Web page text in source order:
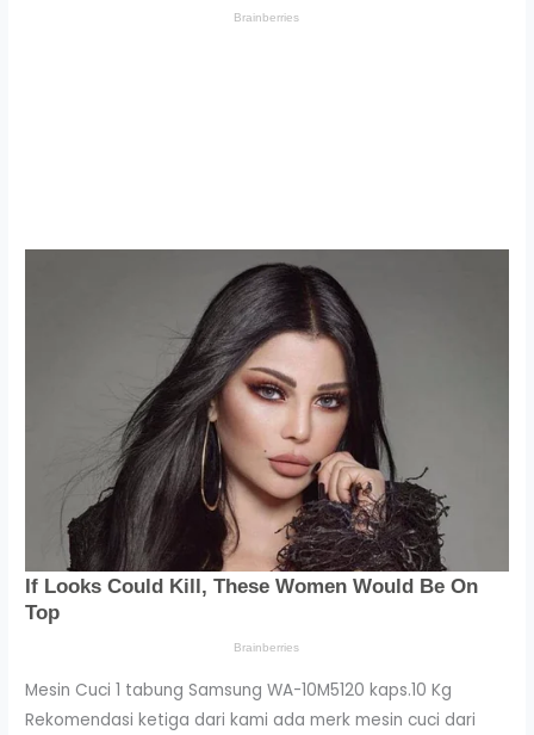
Mesin Cuci 1 tabung Samsung WA-10M5120 kaps.10 Kg
Rekomendasi ketiga dari kami ada merk mesin cuci dari